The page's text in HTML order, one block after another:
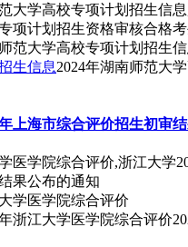
大学高校专项计划招生信
项计划招生资格审核合格
生信息2024年湖南师范大
上海市综合评价招生初审
医学院综合评价,浙江大学
果公布的通知
浙江大学医学院综合评价